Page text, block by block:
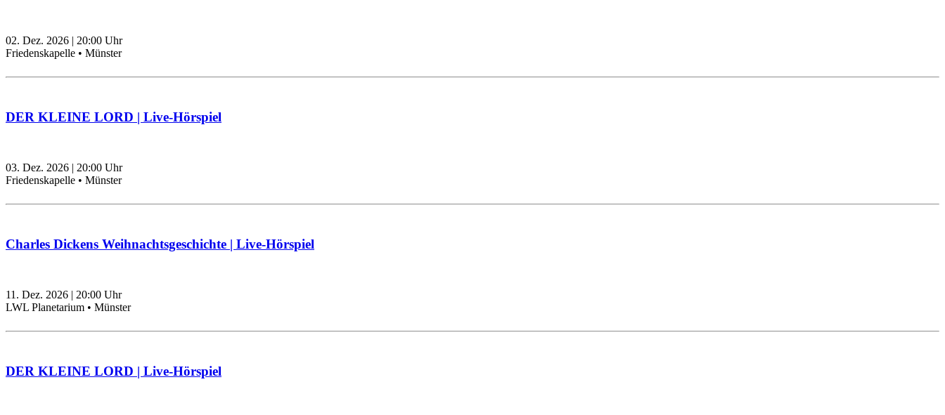
02. Dez. 2026 | 20:00 Uhr
Friedenskapelle • Münster
DER KLEINE LORD | Live-Hörspiel
03. Dez. 2026 | 20:00 Uhr
Friedenskapelle • Münster
Charles Dickens Weihnachtsgeschichte | Live-Hörspiel
11. Dez. 2026 | 20:00 Uhr
LWL Planetarium • Münster
DER KLEINE LORD | Live-Hörspiel